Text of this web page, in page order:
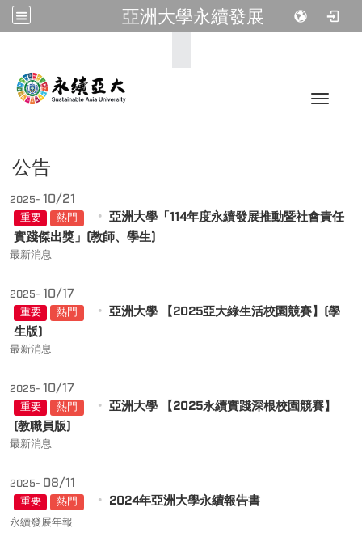
亞洲大學永續發展
Toggle
公告
2025- 10/21
重要 熱門
亞洲大學「114年度永續發展推動暨社會責任
實踐傑出獎」(教師、學生)
最新消息
2025- 10/17
重要 熱門
亞洲大學 【2025亞大綠生活校園競賽】(學
生版)
最新消息
2025- 10/17
重要 熱門
亞洲大學 【2025永續實踐深根校園競賽】
(教職員版)
最新消息
2025- 08/11
重要 熱門 2024年亞洲大學永續報告書
永續發展年報